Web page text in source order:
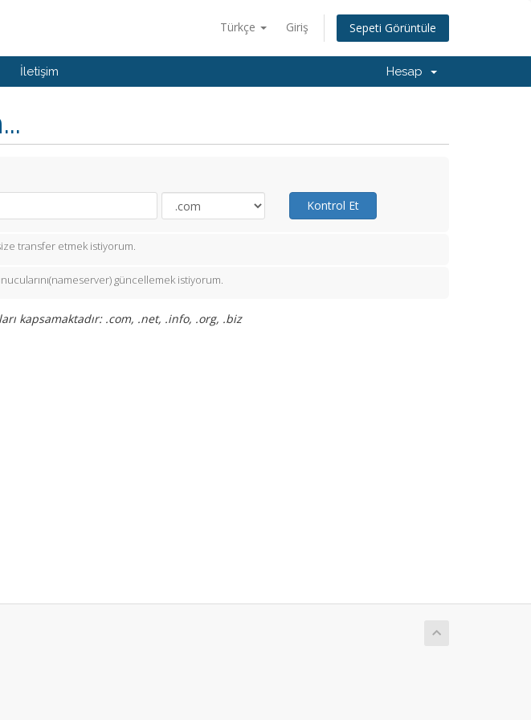
Türkçe Giriş Sepeti Görüntüle
İletişim Hesap
Kontrol Et
transfer etmek istiyorum.
güncellemek istiyorum.
kapsamaktadır: .com, .net, .info, .org, .biz